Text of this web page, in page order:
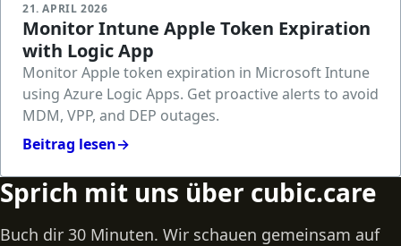
21. APRIL 2026
Monitor Intune Apple Token Expiration
with Logic App
Monitor Apple token expiration in Microsoft Intune
using Azure Logic Apps. Get proactive alerts to avoid
MDM, VPP, and DEP outages.
Beitrag lesen→
Sprich mit uns über cubic.care
Buch dir 30 Minuten. Wir schauen gemeinsam auf